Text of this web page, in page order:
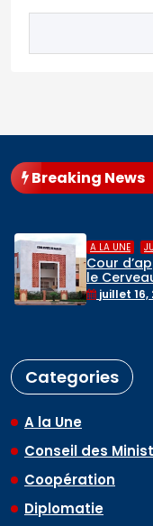
Breaking News
rejoint l’Espagne en
A LA UNE , JUSTICE , SOCIÉTÉ
Cour d’appel de
le Cerveau, du
et de Ras Bath
juillet 16, 2026
Categories
A la Une
Conseil des
Coopération
Diplomatie